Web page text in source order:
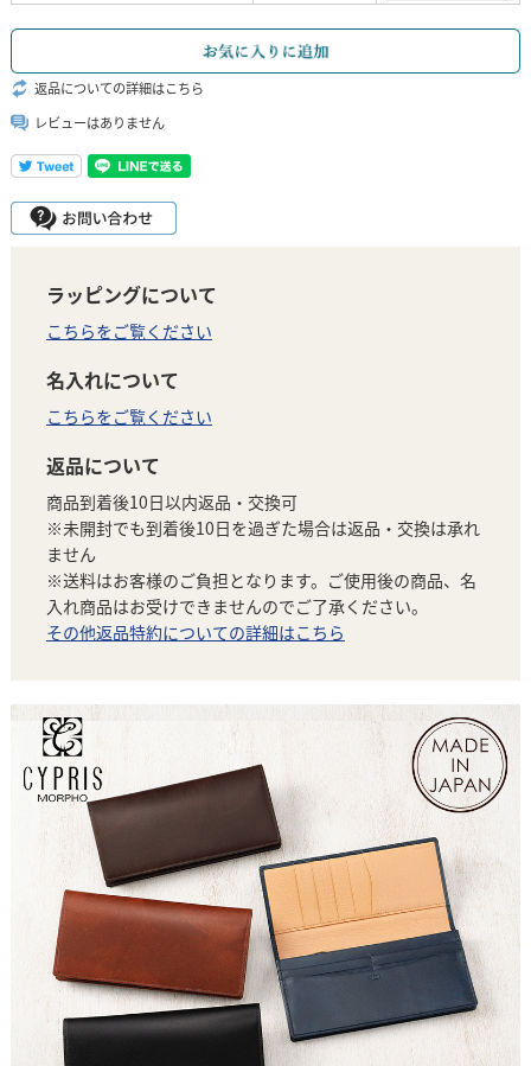
返品についての詳細はこちら
レビューはありません
ラッピングについて
こちらをご覧ください
名入れについて
こちらをご覧ください
返品について
商品到着後10日以内返品・交換可
※未開封でも到着後10日を過ぎた場合は返品・交換は承れ
ません
※送料はお客様のご負担となります。ご使用後の商品、名
入れ商品はお受けできませんのでご了承ください。
その他返品特約についての詳細はこちら